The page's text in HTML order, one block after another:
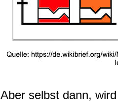
Aber selbst dann,